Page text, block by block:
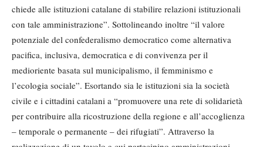
chiede alle istituzioni catalane di stabilire relazioni istituzionali
con tale amministrazione”. Sottolineando inoltre “il valore
potenziale del confederalismo democratico come alternativa
pacifica, inclusiva, democratica e di convivenza per il
medioriente basata sul municipalismo, il femminismo e
l’ecologia sociale”. Esortando sia le istituzioni sia la società
civile e i cittadini catalani a “promuovere una rete di solidarietà
per contribuire alla ricostruzione della regione e all’accoglienza
– temporale o permanente – dei rifugiati”. Attraverso la